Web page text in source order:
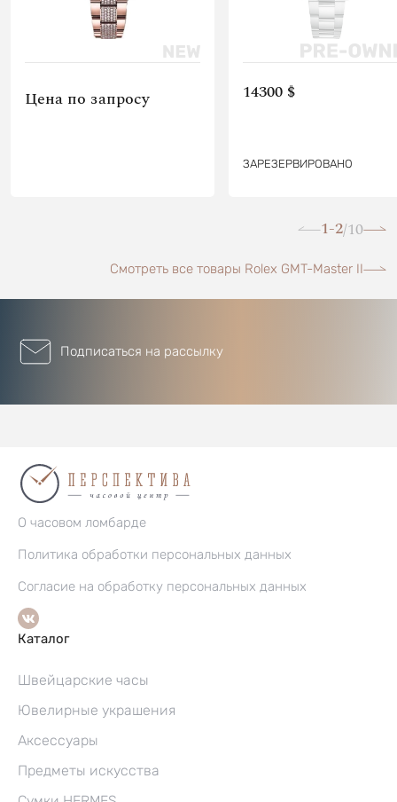
Цена по запросу 14300 $
ЗАРЕЗЕРВИРОВАНО
1-2/10
Смотреть все товары Rolex GMT-Master II
Подписаться на рассылку
О часовом ломбарде
Политика обработки персональных данных
Согласие на обработку персональных данных
Каталог
Швейцарские часы
Ювелирные украшения
Аксессуары
Предметы искусства